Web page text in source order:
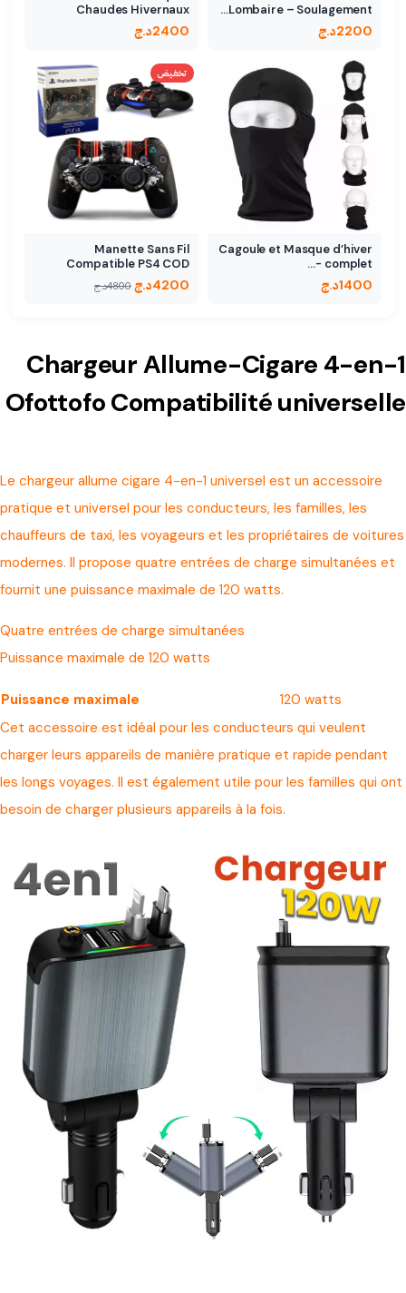
Lombaire – Soulagement…
2200د.ج
Chaudes Hivernaux
Cataphote Unisexe…
2400د.ج
Cagoule et Masque d’hiver
complet -…
1400د.ج
تخفيض
Manette Sans Fil
Compatible PS4 COD
4200د.ج 4800د.ج
Chargeur Allume-Cigare 4-en-1
Ofottofo Compatibilité universelle
Le chargeur allume cigare 4-en-1 universel est un accessoire
pratique et universel pour les conducteurs, les familles, les
chauffeurs de taxi, les voyageurs et les propriétaires de voitures
modernes. Il propose quatre entrées de charge simultanées et
fournit une puissance maximale de 120 watts.
Quatre entrées de charge simultanées
Puissance maximale de 120 watts
Puissance maximale
120 watts
Cet accessoire est idéal pour les conducteurs qui veulent
charger leurs appareils de manière pratique et rapide pendant
les longs voyages. Il est également utile pour les familles qui ont
besoin de charger plusieurs appareils à la fois.